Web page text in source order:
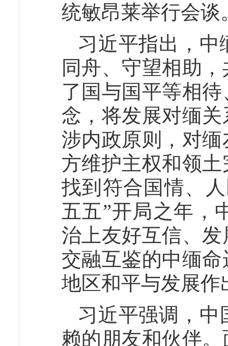
统敏昂莱举行会谈
习近平指出，中
同舟、守望相助
了国与国平等相
念，将发展对缅
涉内政原则，对
方维护主权和领
找到符合国情、
五五”开局之年，
治上友好互信、
交融互鉴的中缅
地区和平与发展作
习近平强调，中
赖的朋友和伙伴